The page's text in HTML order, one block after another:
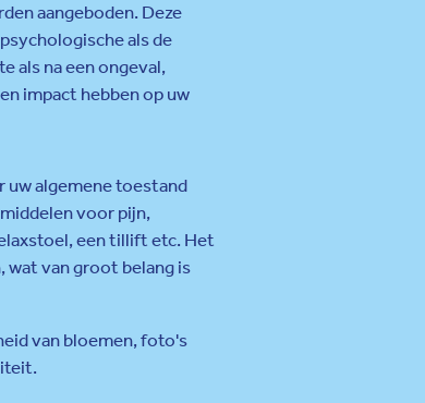
aangeboden. Deze
als de
als na een ongeval,
impact hebben op uw
uw algemene toestand
voor pijn,
een tillift etc. Het
wat van groot belang is
van bloemen, foto's